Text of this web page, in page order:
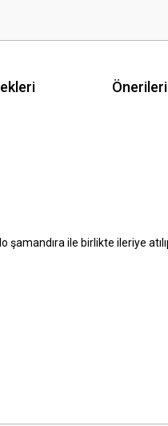
ile birlikte ileriye